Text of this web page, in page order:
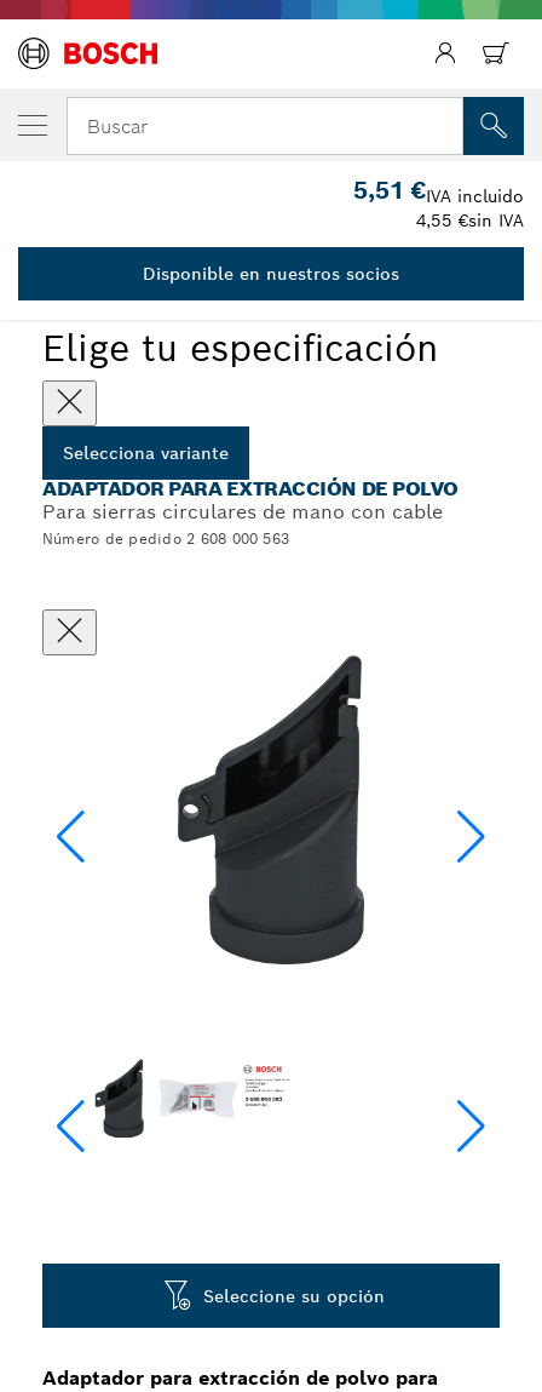
Buscar
Adaptador de conexión de manguera para sierras circulares
Elige tu especificación
Selecciona variante
ADAPTADOR PARA EXTRACCIÓN DE POLVO
Para sierras circulares de mano con cable
Número de pedido 2 608 000 563
Adaptador para extracción de polvo para
Seleccione su opción
TU VARIANTE SELECCIONADA
Adaptador de aspiradora
2 608 000 563
5,51 €IVA incluido
4,55 €sin IVA
Disponible en nuestros socios